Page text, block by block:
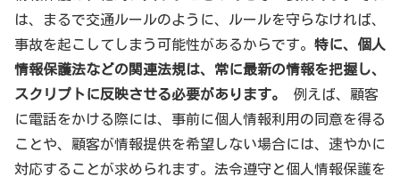
は、まるで交通ルールのように、ルールを守らなければ、
事故を起こしてしまう可能性があるからです。 特に、個人
情報保護法などの関連法規は、常に最新の情報を把握し、
スクリプトに反映させる必要があります。
例えば、顧客
に電話をかける際には、事前に個人情報利用の同意を得る
ことや、顧客が情報提供を希望しない場合には、速やかに
対応することが求められます。法令遵守と個人情報保護を